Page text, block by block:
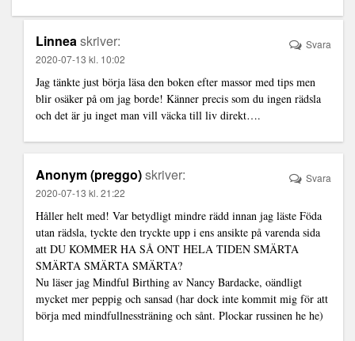
Linneaskriver:
2020-07-13 kl. 10:02
Jag tänkte just börja läsa den boken efter massor med tips men
blir osäker på om jag borde! Känner precis som du ingen rädsla
och det är ju inget man vill väcka till liv direkt….
Svara
Anonym (preggo)skriver:
2020-07-13 kl. 21:22
Håller helt med! Var betydligt mindre rädd innan jag läste Föda
utan rädsla, tyckte den tryckte upp i ens ansikte på varenda sida
att DU KOMMER HA SÅ ONT HELA TIDEN SMÄRTA
SMÄRTA SMÄRTA SMÄRTA?
Nu läser jag Mindful Birthing av Nancy Bardacke, oändligt
mycket mer peppig och sansad (har dock inte kommit mig för att
börja med mindfullnessträning och sånt. Plockar russinen he he)
Svara